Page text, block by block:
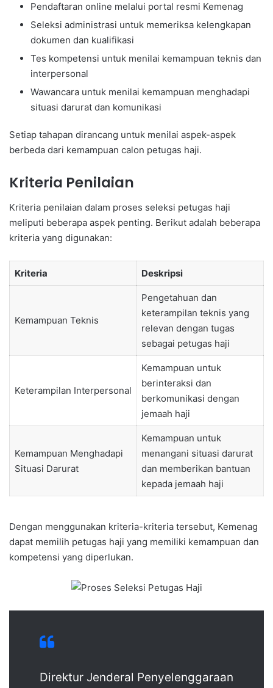
Pendaftaran online melalui portal resmi Kemenag
Seleksi administrasi untuk memeriksa kelengkapan
dokumen dan kualifikasi
Tes kompetensi untuk menilai kemampuan teknis dan
interpersonal
Wawancara untuk menilai kemampuan menghadapi
situasi darurat dan komunikasi
Setiap tahapan dirancang untuk menilai aspek-aspek
berbeda dari kemampuan calon petugas haji.
Kriteria Penilaian
Kriteria penilaian dalam proses seleksi petugas haji
meliputi beberapa aspek penting. Berikut adalah beberapa
kriteria yang digunakan:
Kriteria Deskripsi
Kemampuan Teknis
Pengetahuan dan
keterampilan teknis yang
relevan dengan tugas
sebagai petugas haji
Keterampilan Interpersonal
Kemampuan untuk
berinteraksi dan
berkomunikasi dengan
jemaah haji
Kemampuan Menghadapi
Situasi Darurat
Kemampuan untuk
menangani situasi darurat
dan memberikan bantuan
kepada jemaah haji
Dengan menggunakan kriteria-kriteria tersebut, Kemenag
dapat memilih petugas haji yang memiliki kemampuan dan
kompetensi yang diperlukan.
Direktur Jenderal Penyelenggaraan